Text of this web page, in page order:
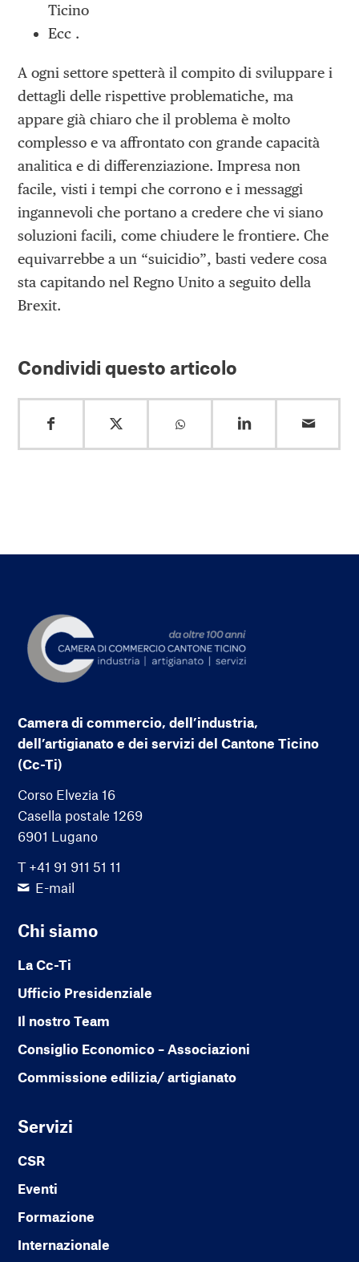
Ticino
Ecc .
A ogni settore spetterà il compito di sviluppare i
dettagli delle rispettive problematiche, ma
appare già chiaro che il problema è molto
complesso e va affrontato con grande capacità
analitica e di differenziazione. Impresa non
facile, visti i tempi che corrono e i messaggi
ingannevoli che portano a credere che vi siano
soluzioni facili, come chiudere le frontiere. Che
equivarrebbe a un “suicidio”, basti vedere cosa
sta capitando nel Regno Unito a seguito della
Brexit.
Condividi questo articolo
Camera di commercio, dell’industria,
dell’artigianato e dei servizi del Cantone Ticino
(Cc-Ti)
Corso Elvezia 16
Casella postale 1269
6901 Lugano
T +41 91 911 51 11
E-mail
Chi siamo
La Cc-Ti
Ufficio Presidenziale
Il nostro Team
Consiglio Economico – Associazioni
Commissione edilizia/ artigianato
Servizi
CSR
Eventi
Formazione
Internazionale